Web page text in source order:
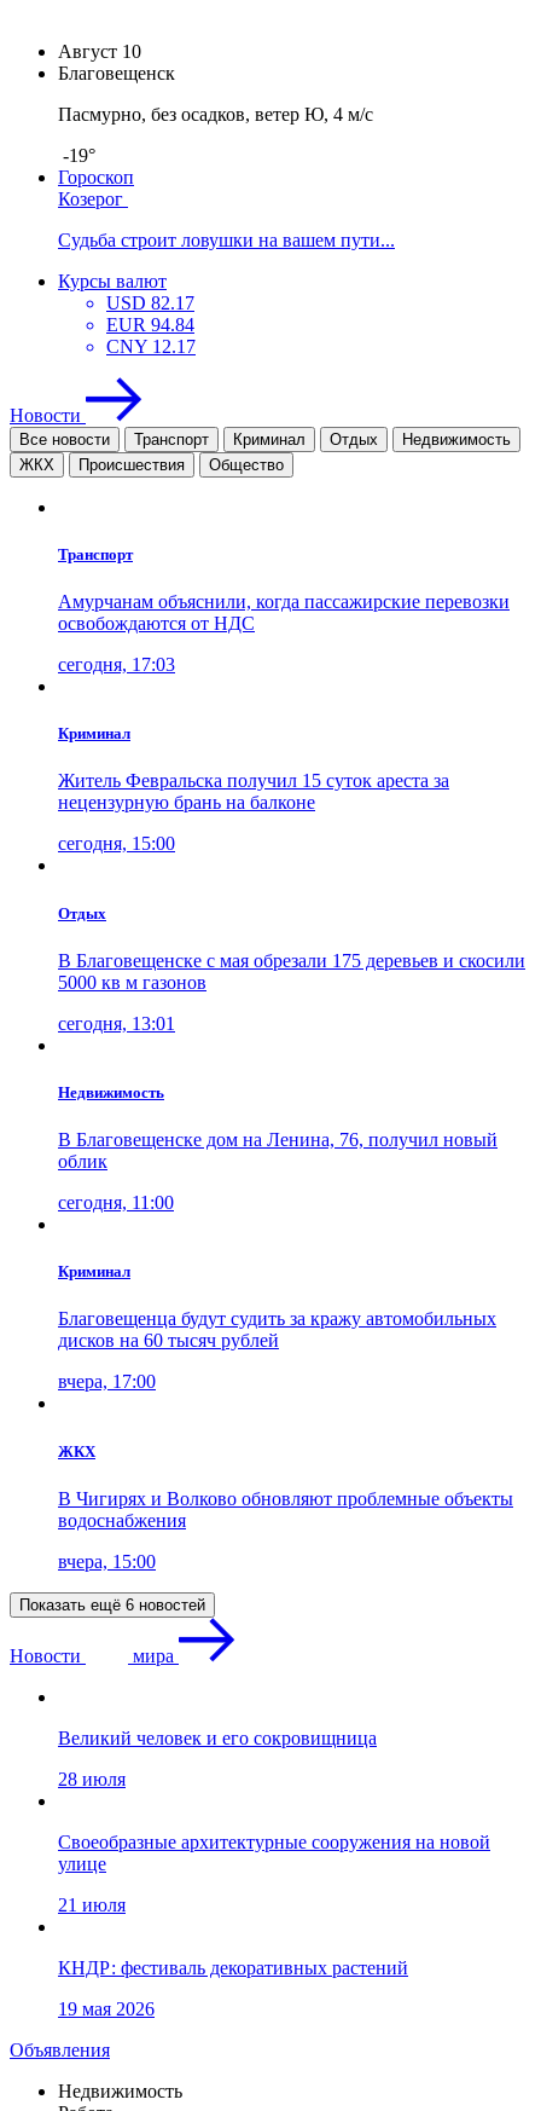
Август 10
Благовещенск
Пасмурно, без осадков, ветер Ю, 4 м/с
-19°
Гороскоп
Козерог
Судьба строит ловушки на вашем пути...
Курсы валют
USD 82.17
EUR 94.84
CNY 12.17
Новости
Все новости Транспорт Криминал Отдых
Недвижимость
ЖКХ
Проиcшествия Общество
Транспорт
Амурчанам объяснили, когда пассажирские перевозки
освобождаются от НДС
сегодня, 17:03
Криминал
Житель Февральска получил 15 суток ареста за
нецензурную брань на балконе
сегодня, 15:00
Отдых
В Благовещенске с мая обрезали 175 деревьев и скосили
5000 кв м газонов
сегодня, 13:01
Недвижимость
В Благовещенске дом на Ленина, 76, получил новый
облик
сегодня, 11:00
Криминал
Благовещенца будут судить за кражу автомобильных
дисков на 60 тысяч рублей
вчера, 17:00
ЖКХ
В Чигирях и Волково обновляют проблемные объекты
водоснабжения
вчера, 15:00
Показать ещё 6 новостей
Новости мира
Великий человек и его сокровищница
28 июля
Своеобразные архитектурные сооружения на новой
улице
21 июля
КНДР: фестиваль декоративных растений
19 мая 2026
Объявления
Недвижимость